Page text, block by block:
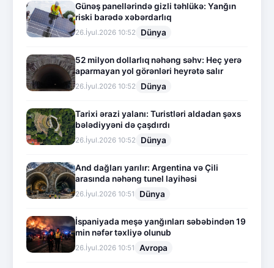
Günəş panellərində gizli təhlükə: Yanğın
riski barədə xəbərdarlıq
26.İyul.2026 10:52 Dünya
52 milyon dollarlıq nəhəng səhv: Heç yerə
aparmayan yol görənləri heyrətə salır
26.İyul.2026 10:52 Dünya
Tarixi ərazi yalanı: Turistləri aldadan şəxs
bələdiyyəni də çaşdırdı
26.İyul.2026 10:52 Dünya
And dağları yarılır: Argentina və Çili
arasında nəhəng tunel layihəsi
26.İyul.2026 10:51 Dünya
İspaniyada meşə yanğınları səbəbindən 19
min nəfər təxliyə olunub
26.İyul.2026 10:51 Avropa